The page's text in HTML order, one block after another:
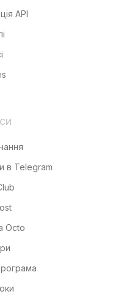
API
в Telegram
Octo